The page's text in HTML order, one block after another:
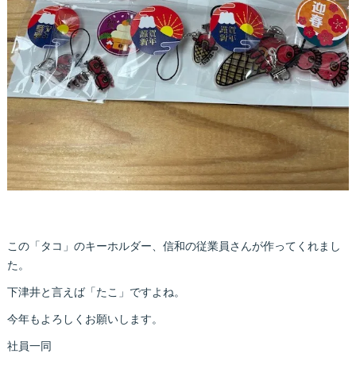
この「タコ」のキーホルダー、信和の従業員さんが作ってくれまし
た。
下津井と言えば「たこ」ですよね。
今年もよろしくお願いします。
社員一同